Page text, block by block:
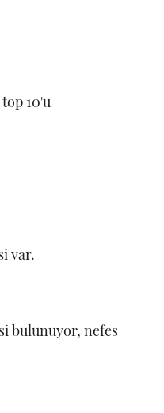
10'u
var.
bulunuyor, nefes